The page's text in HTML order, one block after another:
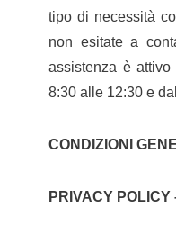
tipo di necessità
non esitate a
assistenza è
8:30 alle 12:30 e
CONDIZIONI
PRIVACY